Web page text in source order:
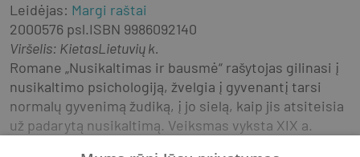
Leidėjas: Margi raštai
2000576 psl.ISBN 9986092140
Viršelis: KietasLietuvių k.
Romane „Nusikaltimas ir bausmė“ rašytojas gilinasi į
nusikaltimo psichologiją, žvelgia į gyvenantį tarsi
normalų gyvenimą žudiką, į jo sielą, kaip jis atsiteisia
už padarytą nusikaltimą. Veiksmas vyksta XIX a.